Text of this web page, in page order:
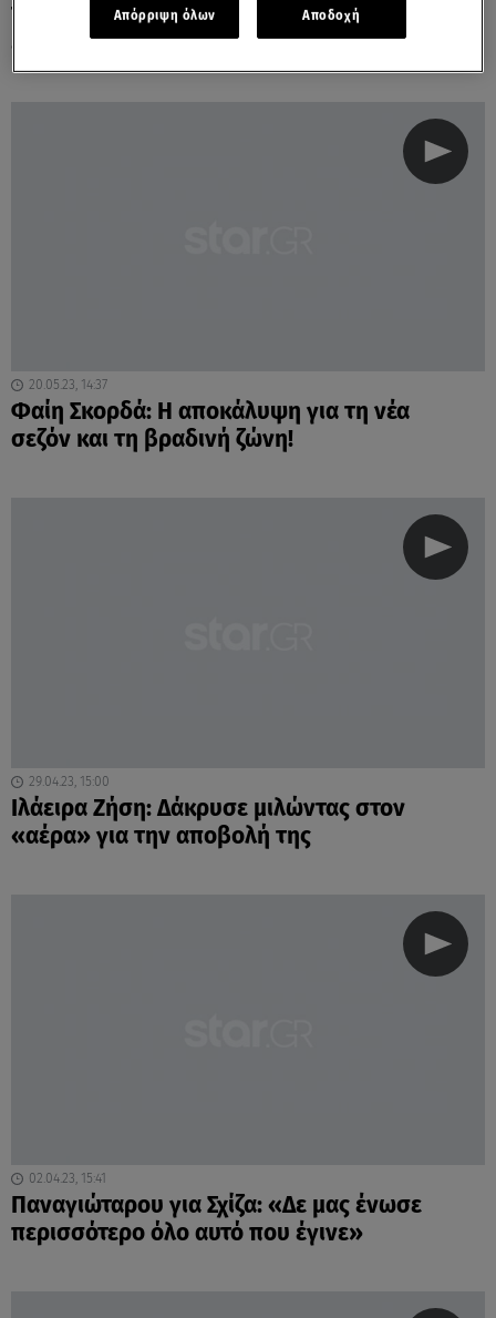
Τσιμτσιλή: «Θα προτιμούσα να κάνω μια
εκπομπή σαν τους Πρωταγωνιστές»
20.05.23, 14:37
Φαίη Σκορδά: Η αποκάλυψη για τη νέα
σεζόν και τη βραδινή ζώνη!
29.04.23, 15:00
Ιλάειρα Ζήση: Δάκρυσε μιλώντας στον
«αέρα» για την αποβολή της
02.04.23, 15:41
Παναγιώταρου για Σχίζα: «Δε μας ένωσε
περισσότερο όλο αυτό που έγινε»
Απόρριψη όλων Αποδοχή